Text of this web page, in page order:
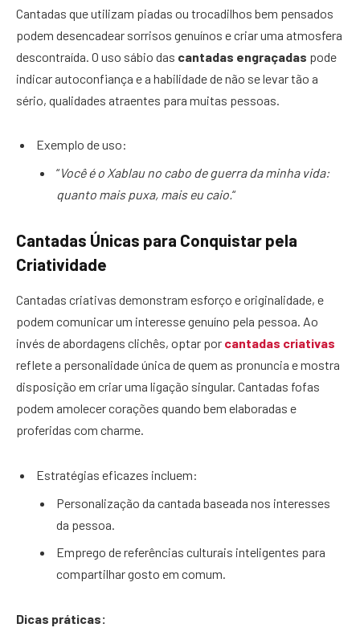
Cantadas que utilizam piadas ou trocadilhos bem pensados
podem desencadear sorrisos genuínos e criar uma atmosfera
descontraída. O uso sábio das cantadas engraçadas pode
indicar autoconfiança e a habilidade de não se levar tão a
sério, qualidades atraentes para muitas pessoas.
Exemplo de uso:
“Você é o Xablau no cabo de guerra da minha vida:
quanto mais puxa, mais eu caio.“
Cantadas Únicas para Conquistar pela
Criatividade
Cantadas criativas demonstram esforço e originalidade, e
podem comunicar um interesse genuíno pela pessoa. Ao
invés de abordagens clichês, optar por cantadas criativas
reflete a personalidade única de quem as pronuncia e mostra
disposição em criar uma ligação singular. Cantadas fofas
podem amolecer corações quando bem elaboradas e
proferidas com charme.
Estratégias eficazes incluem:
Personalização da cantada baseada nos interesses
da pessoa.
Emprego de referências culturais inteligentes para
compartilhar gosto em comum.
Dicas práticas: